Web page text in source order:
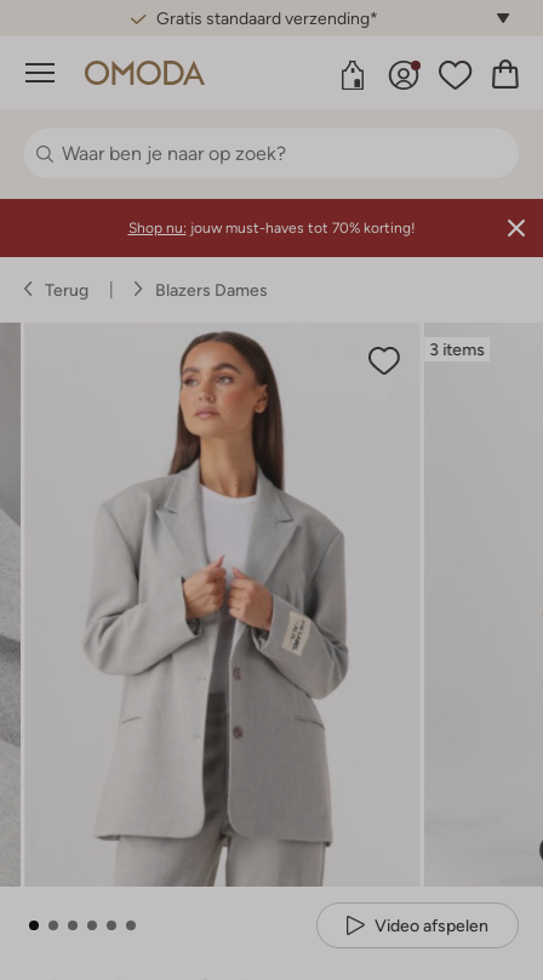
Gratis standaard verzending*
Menu
Shop nu: jouw must-haves tot 70% korting!
Terug Blazers Dames
3 items
Video afspelen